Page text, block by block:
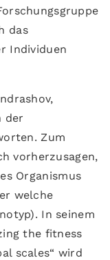
das
Individuen
der
Zum
vorherzusagen,
Organismus
welche
In seinem
the fitness
scales“ wird